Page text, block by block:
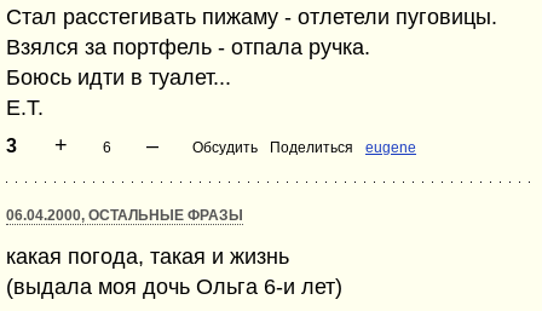
Стал расстегивать пижаму - отлетели пуговицы.
Взялся за портфель - отпала ручка.
Боюсь идти в туалет...
E.T.
3 + 6 – Обсудить Поделиться eugene
06.04.2000, ОСТАЛЬНЫЕ ФРАЗЫ
какая погода, такая и жизнь
(выдала моя дочь Ольга 6-и лет)